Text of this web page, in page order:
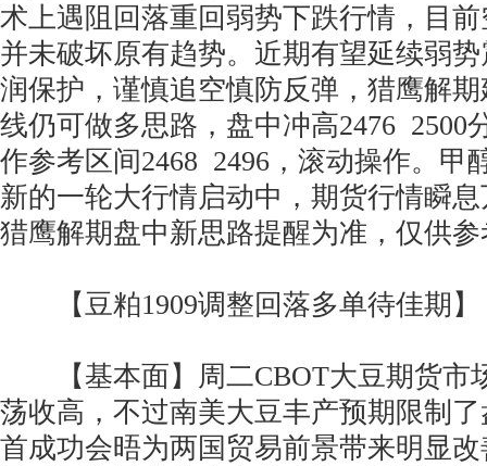
术上遇阻回落重回弱势下跌行情，目
并未破坏原有趋势。近期有望延续弱
润保护，谨慎追空慎防反弹，猎鹰解
线仍可做多思路，盘中冲高2476 2500
作参考区间2468 2496，滚动操作。甲
新的一轮大行情启动中，期货行情瞬
猎鹰解期盘中新思路提醒为准，仅供
【豆粕1909调整回落多单待佳期】
【基本面】周二CBOT大豆期货市
荡收高，不过南美大豆丰产预期限制
首成功会晤为两国贸易前景带来明显